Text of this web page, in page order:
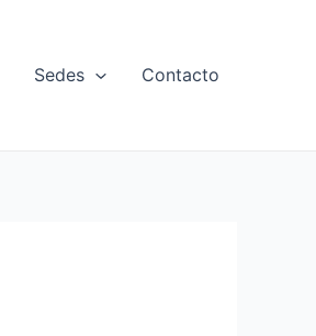
Sedes Contacto